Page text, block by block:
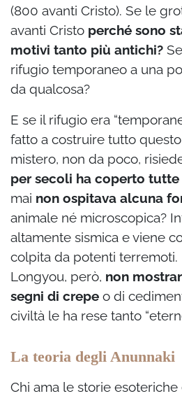
(800 avanti Cristo). Se le
avanti Cristo perché sono
motivi tanto più antichi?
rifugio temporaneo a una
da qualcosa?
E se il rifugio era
fatto a costruire tutto
mistero, non da poco,
per secoli ha coperto
mai non ospitava alcuna
animale né microscopica?
altamente sismica e viene
colpita da potenti terremoti.
Longyou, però, non
segni di crepe o di
civiltà le ha rese tanto
La teoria degli Anunnaki
Chi ama le storie